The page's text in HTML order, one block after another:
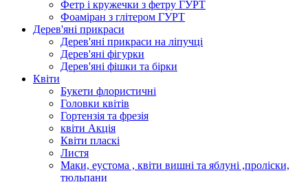
Фетр і кружечки з фетру ГУРТ
Фоаміран з глітером ГУРТ
Дерев'яні прикраси
Дерев'яні прикраси на ліпучці
Дерев'яні фігурки
Дерев'яні фішки та бірки
Квіти
Букети флористичні
Головки квітів
Гортензія та фрезія
квіти Акція
Квіти пласкі
Листя
Маки, еустома , квіти вишні та яблуні ,проліски,
тюльпани